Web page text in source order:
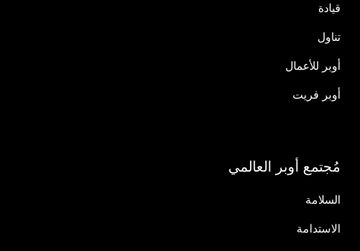
قيادة
تناول
أوبر للأعمال
أوبر فريت
مُجتمع أوبر العالمي
السلامة
الاستدامة